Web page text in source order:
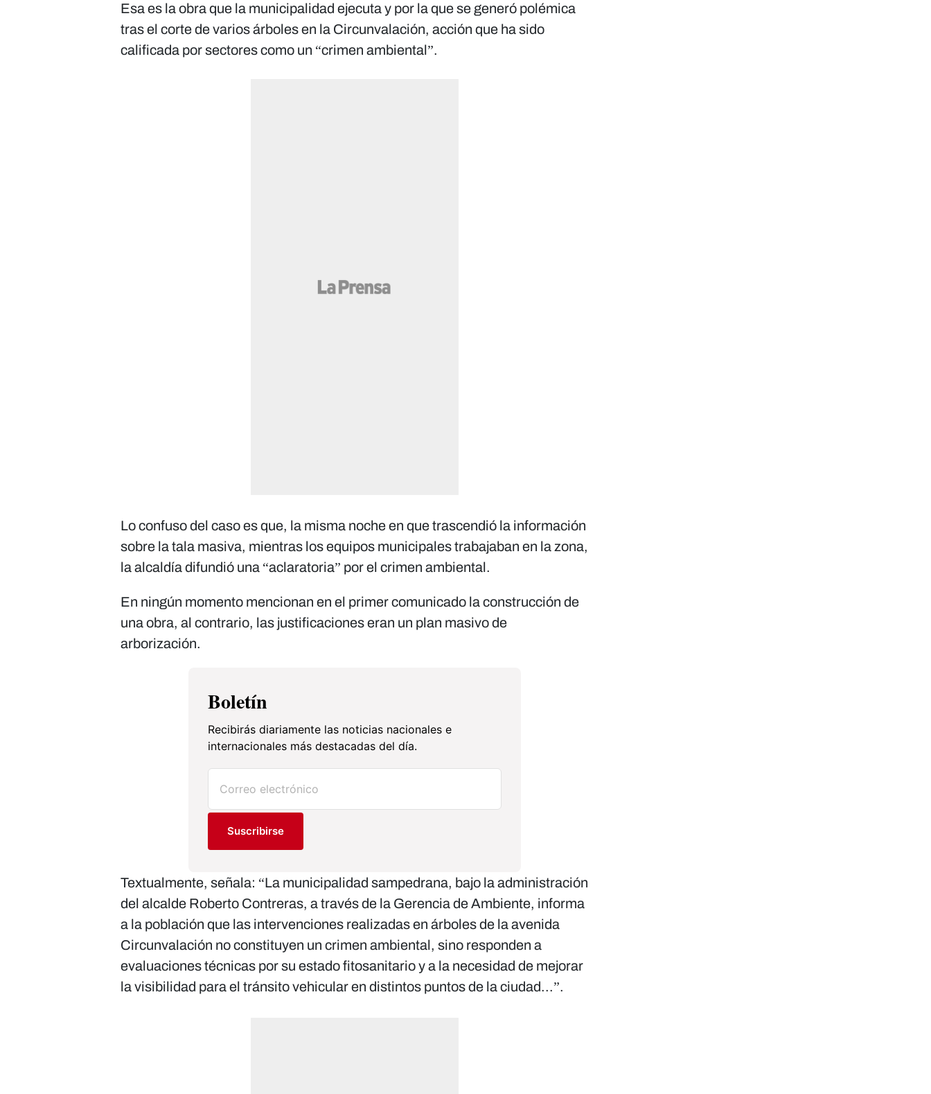
Esa es la obra que la municipalidad ejecuta y por la que se generó polémica
tras el corte de varios árboles en la Circunvalación, acción que ha sido
calificada por sectores como un “crimen ambiental”.
Lo confuso del caso es que, la misma noche en que trascendió la información
sobre la tala masiva, mientras los equipos municipales trabajaban en la zona,
la alcaldía difundió una “aclaratoria” por el crimen ambiental.
En ningún momento mencionan en el primer comunicado la construcción de
una obra, al contrario, las justificaciones eran un plan masivo de
arborización.
Boletín
Recibirás diariamente las noticias nacionales e
internacionales más destacadas del día.
Suscribirse
Textualmente, señala: “La municipalidad sampedrana, bajo la administración
del alcalde Roberto Contreras, a través de la Gerencia de Ambiente, informa
a la población que las intervenciones realizadas en árboles de la avenida
Circunvalación no constituyen un crimen ambiental, sino responden a
evaluaciones técnicas por su estado fitosanitario y a la necesidad de mejorar
la visibilidad para el tránsito vehicular en distintos puntos de la ciudad...”.